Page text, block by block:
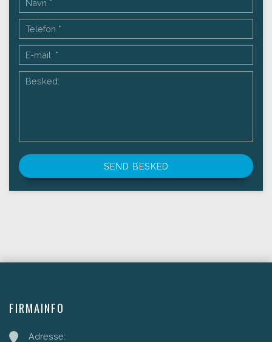
FIRMAINFO
Adresse: